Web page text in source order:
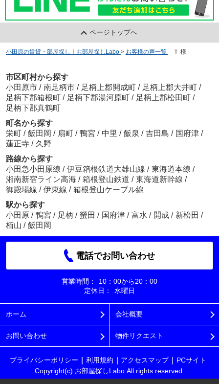
ページトップへ
小田原の賃貸・部屋探し｜お部屋探しLabo > お客様の声一覧 Ｔ 様
市区町村から探す
小田原市 / 南足柄市 / 足柄上郡開成町 / 足柄上郡大井町 /
足柄下郡箱根町 / 足柄下郡湯河原町 / 足柄上郡松田町 /
足柄下郡真鶴町
町名から探す
栄町 / 飯田岡 / 扇町 / 鴨宮 / 中里 / 飯泉 / 吉田島 / 国府津 /
蓮正寺 / 久野
路線から探す
小田急小田原線 / 伊豆箱根鉄道大雄山線 / 東海道本線 /
湘南新宿ライン高海 / 箱根登山鉄道 / 東海道新幹線 /
御殿場線 / 伊東線 / 箱根登山ケーブル線
駅から探す
小田原 / 鴨宮 / 足柄 / 螢田 / 国府津 / 富水 / 開成 / 新松田 /
栢山 / 飯田岡
電話でお問い合わせ
営業時間：
10：00から20：00
定休日：
水曜日
ホーム 会社概要
お問い合わせ 物件リクエスト
プライバシーポリシー 利用規約 アクセスマップ
PCサイト
Copyright(c) お部屋探しLabo All rights reserved.